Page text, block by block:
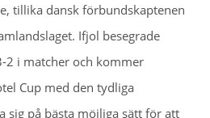
tillika dansk förbundskaptenen
Ifjol besegrade
2 i matcher och kommer
Cup med den tydliga
sig på bästa möjliga sätt för att